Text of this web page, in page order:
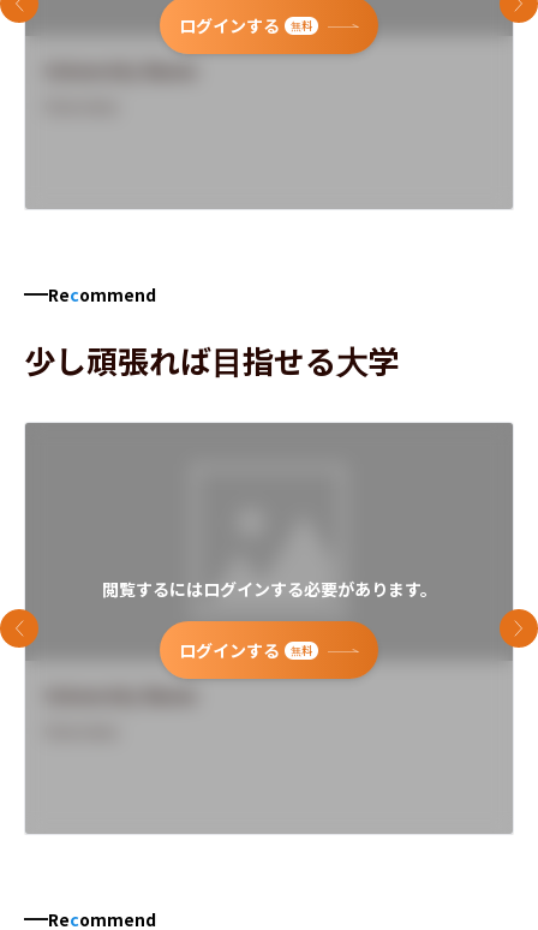
ログインする 無料
前のスライド 次
Recommend
少し頑張れば目指せる大学
閲覧するにはログインする必要があります。
ログインする 無料
前のスライド 次
Recommend